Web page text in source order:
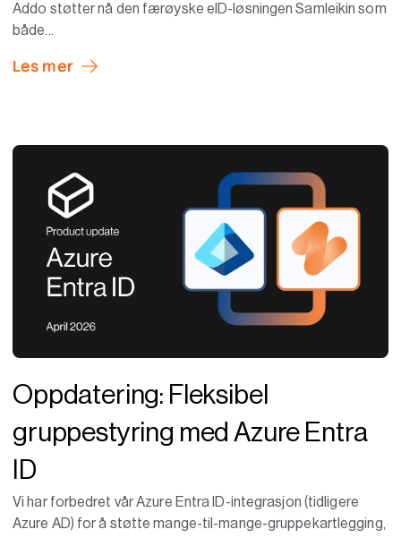
Addo støtter nå den færøyske eID-løsningen Samleikin som
både...
Les mer
Oppdatering: Fleksibel
gruppestyring med Azure Entra
ID
Vi har forbedret vår Azure Entra ID-integrasjon (tidligere
Azure AD) for å støtte mange-til-mange-gruppekartlegging,